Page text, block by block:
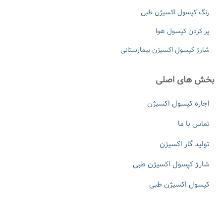
رنگ کپسول اکسیژن طبی
پر کردن کپسول هوا
شارژ کپسول اکسیژن بیمارستانی
بخش های اصلی
اجاره کپسول اکسیژن
تماس با ما
تولید گاز اکسیژن
شارژ کپسول اکسیژن طبی
کپسول اکسیژن طبی